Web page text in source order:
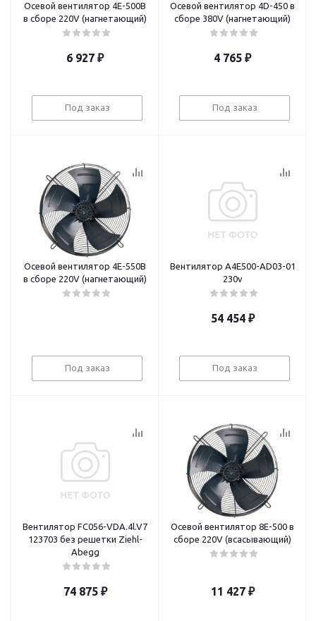
Осевой вентилятор 4E-500B
в сборе 220V (нагнетающий)
6 927 ₽
Под заказ
Осевой вентилятор 4D-450 в
сборе 380V (нагнетающий)
4 765 ₽
Под заказ
Осевой вентилятор 4E-550B
в сборе 220V (нагнетающий)
Под заказ
Вентилятор А4E500-AD03-01
230v
54 454₽
Под заказ
Вентилятор FC056-VDA.4l.V7
123703 без решетки Ziehl-
Abegg
74 875₽
Осевой вентилятор 8E-500 в
сборе 220V (всасывающий)
11 427₽